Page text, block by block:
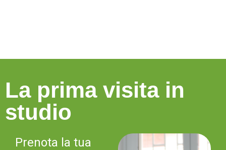
La prima visita in
studio
Prenota la tua